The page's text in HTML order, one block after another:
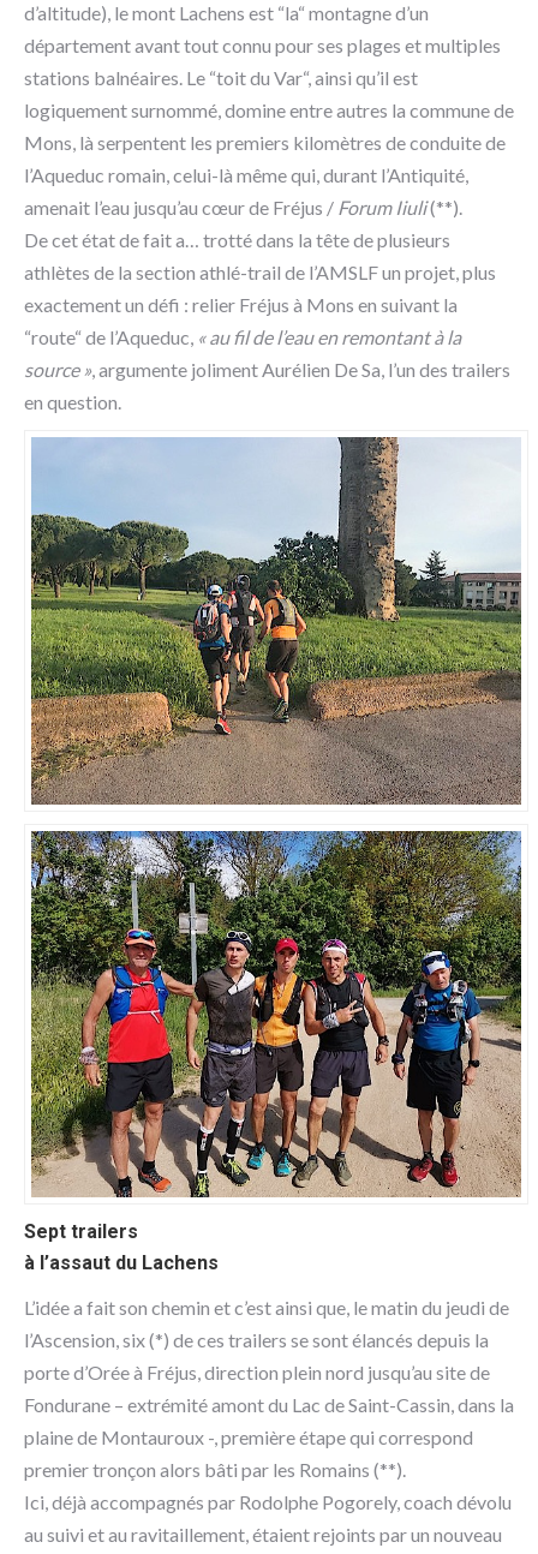
d’altitude), le mont Lachens est “la“ montagne d’un
département avant tout connu pour ses plages et multiples
stations balnéaires. Le “toit du Var“, ainsi qu’il est
logiquement surnommé, domine entre autres la commune de
Mons, là serpentent les premiers kilomètres de conduite de
l’Aqueduc romain, celui-là même qui, durant l’Antiquité,
amenait l’eau jusqu’au cœur de Fréjus / Forum Iiuli(**).
De cet état de fait a… trotté dans la tête de plusieurs
athlètes de la section athlé-trail de l’AMSLF un projet, plus
exactement un défi : relier Fréjus à Mons en suivant la
“route“ de l’Aqueduc, « au fil de l’eau en remontant à la
source », argumente joliment Aurélien De Sa, l’un des trailers
en question.
Sept trailers
à l’assaut du Lachens
L’idée a fait son chemin et c’est ainsi que, le matin du jeudi de
l’Ascension, six (*) de ces trailers se sont élancés depuis la
porte d’Orée à Fréjus, direction plein nord jusqu’au site de
Fondurane – extrémité amont du Lac de Saint-Cassin, dans la
plaine de Montauroux -, première étape qui correspond
premier tronçon alors bâti par les Romains (**).
Ici, déjà accompagnés par Rodolphe Pogorely, coach dévolu
au suivi et au ravitaillement, étaient rejoints par un nouveau